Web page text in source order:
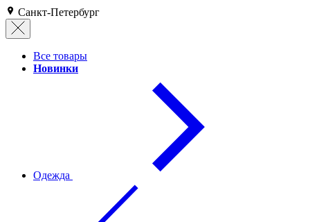
Санкт-Петербург
Все товары
Новинки
Одежда